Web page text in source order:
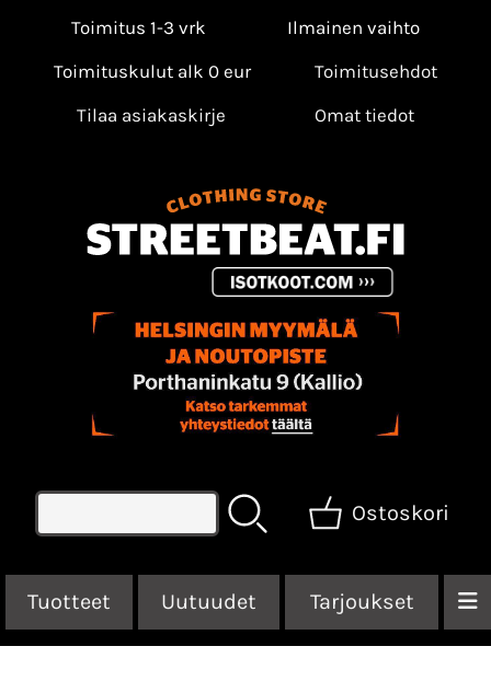
Toimitus 1-3 vrk
Ilmainen vaihto
Toimituskulut alk 0 eur
Toimitusehdot
Tilaa asiakaskirje
Omat tiedot
Ostoskori
Tuotteet Uutuudet Tarjoukset